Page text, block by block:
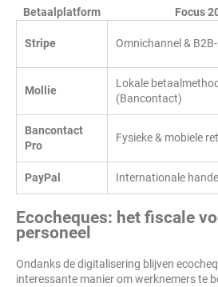
Betaalplatform Focus
Stripe Omnichannel &
Mollie
Lokale
(Bancontact)
Bancontact
Pro
Fysieke & mobiele
PayPal Internationale handel
Ecocheques: het fiscale
personeel
Ondanks de digitalisering blijven
interessante manier om werknemers te